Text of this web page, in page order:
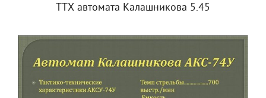
ТТХ автомата Калашникова 5.45